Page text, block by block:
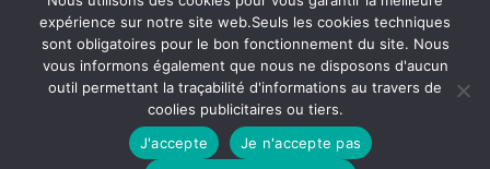
Politique de confifentialité Mentions Légales Plan du site
expérience sur notre site web.Seuls les cookies techniques
sont obligatoires pour le bon fonctionnement du site. Nous
vous informons également que nous ne disposons d'aucun
outil permettant la traçabilité d'informations au travers de
coolies publicitaires ou tiers.
J'accepte
Je n'accepte pas